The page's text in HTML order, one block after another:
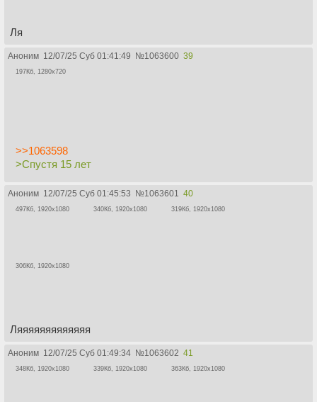
Ля
Аноним 12/07/25 Суб 01:41:49 №1063600 39
197Кб, 1280x720
>>1063598
>Спустя 15 лет
Аноним 12/07/25 Суб 01:45:53 №1063601 40
497Кб, 1920x1080 340Кб, 1920x1080 319Кб, 1920x1080
306Кб, 1920x1080
Ляяяяяяяяяяяяя
Аноним 12/07/25 Суб 01:49:34 №1063602 41
348Кб, 1920x1080 339Кб, 1920x1080 363Кб, 1920x1080